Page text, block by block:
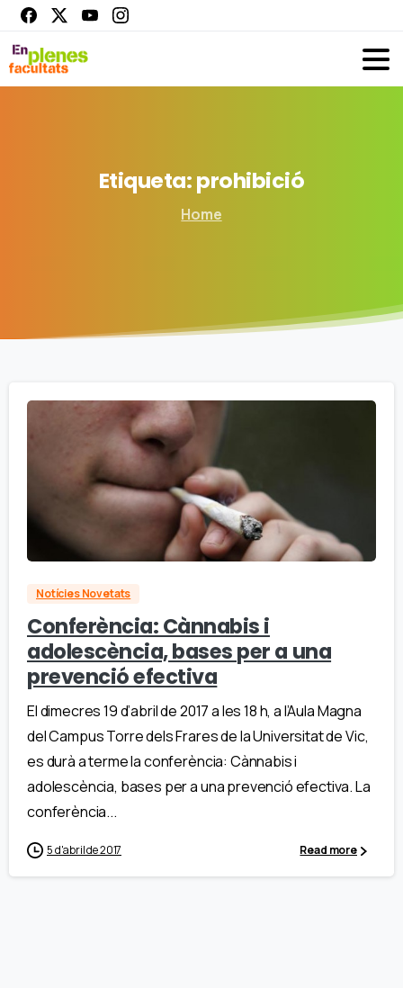
Etiqueta:prohibició
Home
Notícies Novetats
Conferència: Cànnabis i
adolescència, bases per a una
prevenció efectiva
El dimecres 19 d’abril de 2017 a les 18 h, a l’Aula Magna
del Campus Torre dels Frares de la Universitat de Vic,
es durà a terme la conferència: Cànnabis i
adolescència, bases per a una prevenció efectiva. La
conferència...
5 d'abril de 2017 Read more